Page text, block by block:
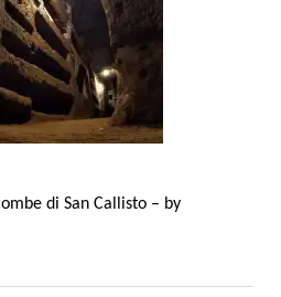
di San Callisto – by